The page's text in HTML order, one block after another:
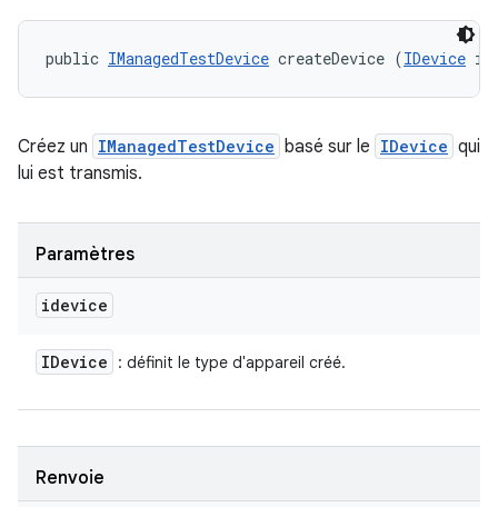
public IManagedTestDevice createDevice (IDevice
Créez un IManagedTestDevice basé sur le IDevice qui
lui est transmis.
Paramètres
idevice
IDevice : définit le type d'appareil créé.
Renvoie